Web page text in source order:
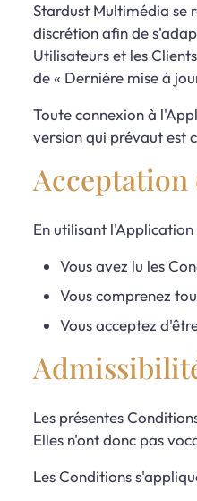
Stardust Multimédia se
discrétion afin de
Utilisateurs et les
de « Dernière mise à
Toute connexion à
version qui prévaut est
En utilisant l'Application
Vous avez lu les
Vous comprenez
Vous acceptez
Les présentes
Elles n'ont donc pas
Les Conditions